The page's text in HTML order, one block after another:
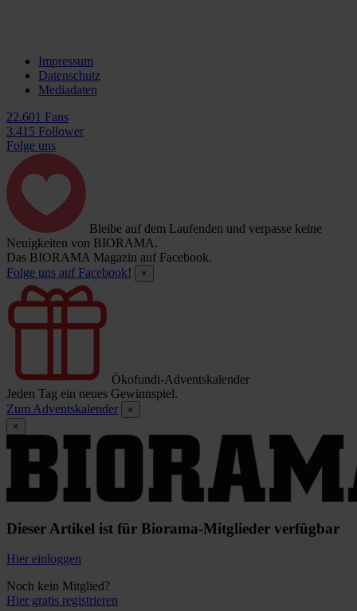
Impressum
Datenschutz
Mediadaten
22.601 Fans
3.415 Follower
Folge uns
Bleibe auf dem Laufenden und verpasse keine
Neuigkeiten von BIORAMA.
Das BIORAMA Magazin auf Facebook.
Folge uns auf Facebook!
×
Ökofundi-Adventskalender
Jeden Tag ein neues Gewinnspiel.
Zum Adventskalender
×
×
Dieser Artikel ist für Biorama-Mitglieder verfügbar
Hier einloggen
Noch kein Mitglied?
Hier gratis registrieren